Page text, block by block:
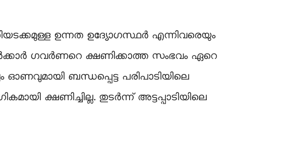
ഉന്നത ഉദ്യോഗസ്ഥർ എന്നിവരെയും
ഗവർണറെ ക്ഷണിക്കാത്ത സംഭവം ഏറെ
ബന്ധപ്പെട്ട പരിപാടിയിലെ
ക്ഷണിച്ചില്ല. തുടർന്ന് അട്ടപ്പാടിയിലെ